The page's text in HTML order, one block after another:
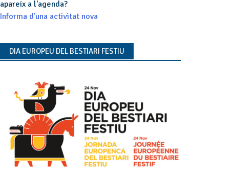
apareix a l'agenda?
Informa d'una activitat nova
DIA EUROPEU DEL BESTIARI FESTIU